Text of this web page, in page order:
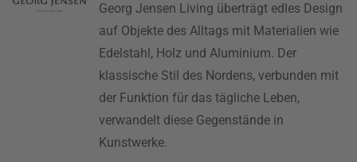
Georg Jensen Living überträgt edles Design
auf Objekte des Alltags mit Materialien wie
Edelstahl, Holz und Aluminium. Der
klassische Stil des Nordens, verbunden mit
der Funktion für das tägliche Leben,
verwandelt diese Gegenstände in
Kunstwerke.